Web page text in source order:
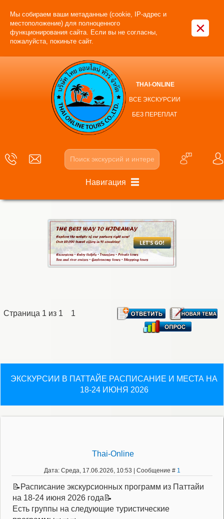
Мы собираем ваши метаданные (cookie, IP-адрес и
местоположение) для полноценного
функционирования сайта. Если вы не согласны,
пожалуйста, покиньте сайт.
×
THAI-ONLINE
ВСЕ ЭКСКУРСИИ
БЕЗ ПЕРЕПЛАТ
Навигация
Страница 1 из 1 1
ЭКСКУРСИИ В ПАТТАЙЕ РАСПИСАНИЕ И МЕСТА НА
18-24 ИЮНЯ 2026
Thai-Online
Дата: Среда, 17.06.2026, 10:53 | Сообщение # 1
📝Расписание экскурсионных программ из Паттайи
на 18-24 июня 2026 года📝
Есть группы на следующие туристические